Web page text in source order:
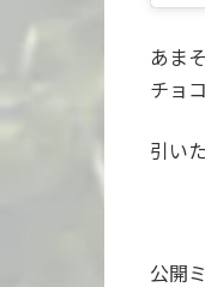
あま
チョ
引い
公開